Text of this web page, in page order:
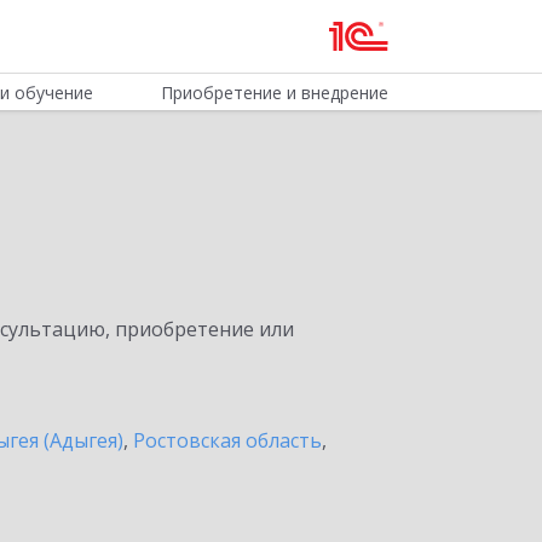
обучение Приобретение и внедрение
приобретение или
(Адыгея), Ростовская область,